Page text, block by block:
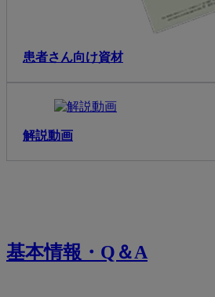
患者さん向け資材
解説動画
基本情報・Q＆A